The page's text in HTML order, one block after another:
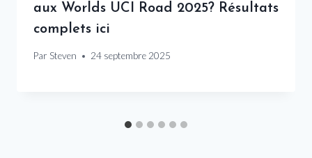
aux Worlds UCI Road 2025? Résultats
complets ici
Par Steven 24 septembre 2025